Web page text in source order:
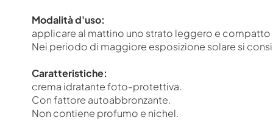
Modalità d'uso:
applicare al mattino uno strato leggero e
Nei periodo di maggiore esposizione solare si
Caratteristiche:
crema idratante foto-protettiva.
Con fattore autoabbronzante.
Non contiene profumo e nichel.